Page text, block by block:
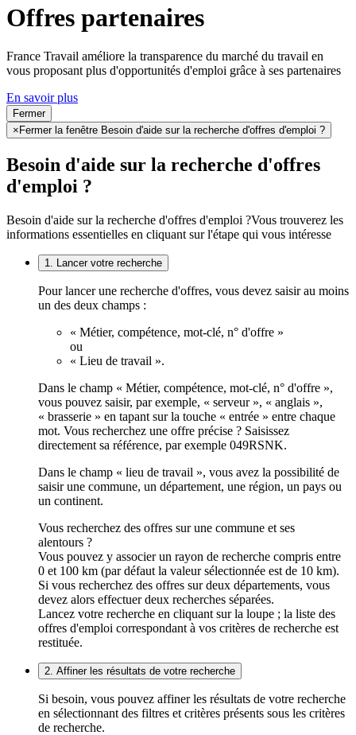
Offres partenaires
France Travail améliore la transparence du marché du travail en
vous proposant plus d'opportunités d'emploi grâce à ses partenaires
En savoir plus
Fermer
× Fermer la fenêtre Besoin d'aide sur la recherche d'offres d'emploi ?
Besoin d'aide sur la recherche d'offres
d'emploi ?
Besoin d'aide sur la recherche d'offres d'emploi ?Vous trouverez les
informations essentielles en cliquant sur l'étape qui vous intéresse
1. Lancer votre recherche
Pour lancer une recherche d'offres, vous devez saisir au moins
un des deux champs :
« Métier, compétence, mot-clé, n° d'offre »
ou
« Lieu de travail ».
Dans le champ « Métier, compétence, mot-clé, n° d'offre »,
vous pouvez saisir, par exemple, « serveur », « anglais »,
« brasserie » en tapant sur la touche « entrée » entre chaque
mot. Vous recherchez une offre précise ? Saisissez
directement sa référence, par exemple 049RSNK.
Dans le champ « lieu de travail », vous avez la possibilité de
saisir une commune, un département, une région, un pays ou
un continent.
Vous recherchez des offres sur une commune et ses
alentours ?
Vous pouvez y associer un rayon de recherche compris entre
0 et 100 km (par défaut la valeur sélectionnée est de 10 km).
Si vous recherchez des offres sur deux départements, vous
devez alors effectuer deux recherches séparées.
Lancez votre recherche en cliquant sur la loupe ; la liste des
offres d'emploi correspondant à vos critères de recherche est
restituée.
2. Affiner les résultats de votre recherche
Si besoin, vous pouvez affiner les résultats de votre recherche
en sélectionnant des filtres et critères présents sous les critères
de recherche.